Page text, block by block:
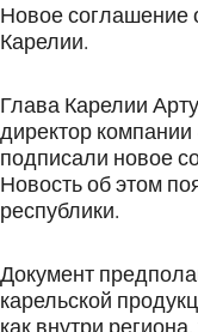
Новое соглашение
Карелии.
Глава Карелии
директор
подписали новое
Новость об этом
республики.
Документ
карельской
как внутри